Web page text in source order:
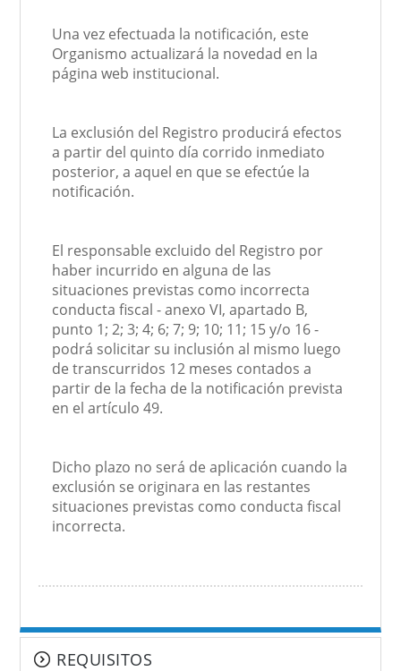
Una vez efectuada la notificación, este
Organismo actualizará la novedad en la
página web institucional.
La exclusión del Registro producirá efectos
a partir del quinto día corrido inmediato
posterior, a aquel en que se efectúe la
notificación.
El responsable excluido del Registro por
haber incurrido en alguna de las
situaciones previstas como incorrecta
conducta fiscal - anexo VI, apartado B,
punto 1; 2; 3; 4; 6; 7; 9; 10; 11; 15 y/o 16 -
podrá solicitar su inclusión al mismo luego
de transcurridos 12 meses contados a
partir de la fecha de la notificación prevista
en el artículo 49.
Dicho plazo no será de aplicación cuando la
exclusión se originara en las restantes
situaciones previstas como conducta fiscal
incorrecta.
REQUISITOS